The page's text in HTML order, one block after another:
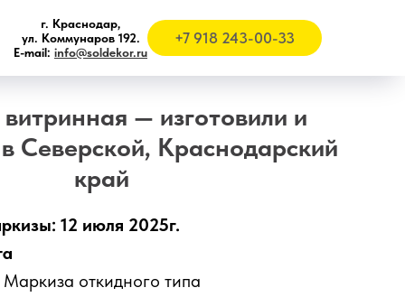
г. Краснодар,
ул. Коммунаров 192.
E-mail: info@soldekor.ru
+7 918 243-00-33
— изготовили и
Северской, Краснодарский
край
12 июля 2025г.
Маркиза откидного типа